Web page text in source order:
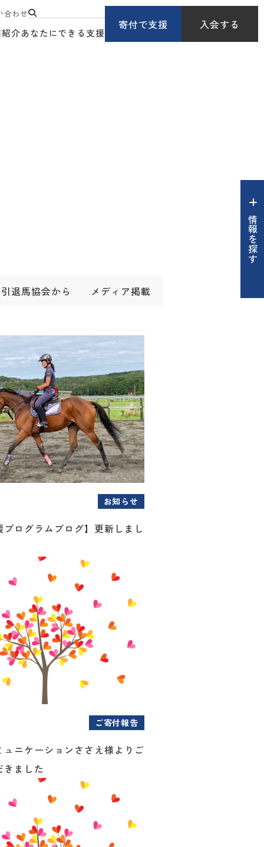
合わせ
介あなたにできる支援
寄付で支援 入会する
情報を探す
引退馬協会から メディア掲載
お知らせ
ログラムブログ】更新しまし
ご寄付報告
ュニケーションささえ様よりご
ました